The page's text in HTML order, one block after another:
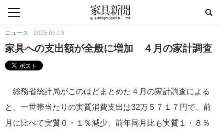
ニュース 2025.06.19
家具への支出額が全般に増加 ４月の家計調査
総務省統計局がこのほどまとめた４月の家計調査による
と、一世帯当たりの実質消費支出は32万５７１７円で、前
月に比べて実質０・１％減少、前年同月比も実質１・８％